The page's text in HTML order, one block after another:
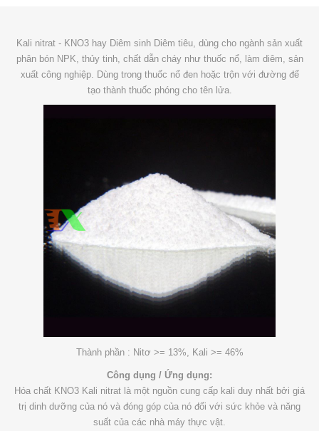
Kali nitrat - KNO3 hay Diêm sinh Diêm tiêu, dùng cho ngành sản xuất
phân bón NPK, thủy tinh, chất dẫn cháy như thuốc nổ, làm diêm, sản
xuất công nghiệp. Dùng trong thuốc nổ đen hoặc trộn với đường để
tạo thành thuốc phóng cho tên lửa.
Thành phần : Nitơ >= 13%, Kali >= 46%
Công dụng / Ứng dụng:
Hóa chất KNO3 Kali nitrat là một nguồn cung cấp kali duy nhất bởi giá
trị dinh dưỡng của nó và đóng góp của nó đối với sức khỏe và năng
suất của các nhà máy thực vật.